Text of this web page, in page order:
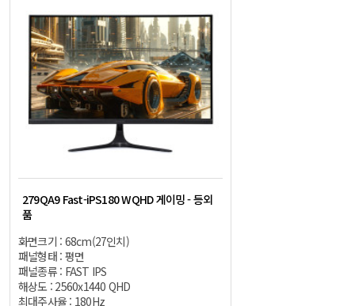
279QA9 Fast-iPS180 WQHD 게이밍 - 등외
품
화면크기 : 68cm(27인치)
패널형태 : 평면
패널종류 : FAST IPS
해상도 : 2560x1440 QHD
최대주사율 : 180Hz